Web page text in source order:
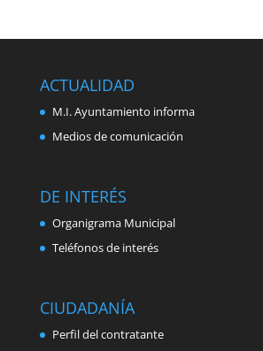
ACTUALIDAD
M.I. Ayuntamiento informa
Medios de comunicación
DE INTERÉS
Organigrama Municipal
Teléfonos de interés
CIUDADANÍA
Perfil del contratante